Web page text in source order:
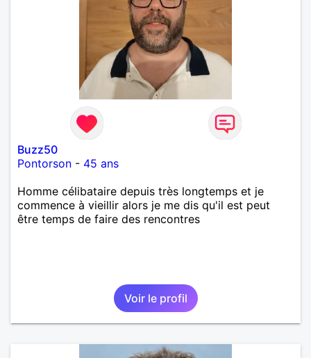
Buzz50
Pontorson - 45 ans
Homme célibataire depuis très longtemps et je
commence à vieillir alors je me dis qu'il est peut
être temps de faire des rencontres
Voir le profil